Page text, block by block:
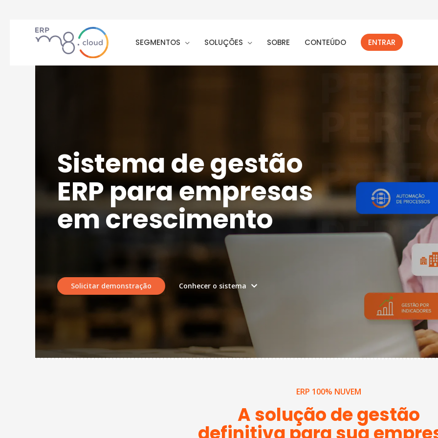
SEGMENTOS SOLUÇÕES SOBRE CONTEÚDO ENTRAR
Sistema de gestão
ERP para empresas
em crescimento
Solicitar demonstração Conhecer o sistema
ERP 100% NUVEM
A solução de gestão